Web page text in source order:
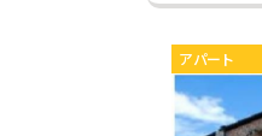
アパート